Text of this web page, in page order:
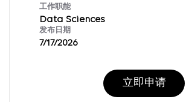
工作职能
Data Sciences
发布日期
7/17/2026
立即申请